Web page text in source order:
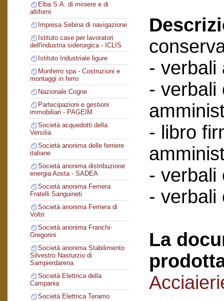
Elba S.A. di miniere e di
altiforni
Impresa Sebina di navigazione
Istituto case per lavoratori
dell'industria siderurgica - ICLIS
Istituto Industriale ligure
Monferro spa - Costruzioni e
montaggi in ferro
Nazionale Cogne
Partecipazioni e gestioni
immobiliari - PAGEIM
Società acquedotti della
Versilia
Società anonima delle ferriere
italiane
Società anonima distribuzione
energia Aosta - SADEA
Società anonima Ferriera
Fratelli Sanguineti
Società anonima Ferriera di
Voltri
Società anonima Franchi-
Gregorini
Società anonima Stabilimento
Silvestro Nasturzio di
Sampierdarena
Società Elettrica della
Campania
Società Elettrica Teramo
- verbali
- verbali
- libro
- verbali
- verbali
La